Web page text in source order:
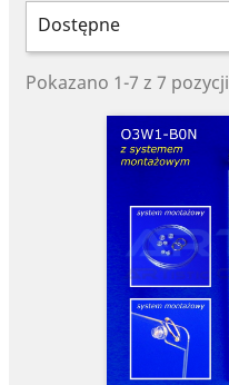
Dostępne
Pokazano 1-7 z 7 pozycji